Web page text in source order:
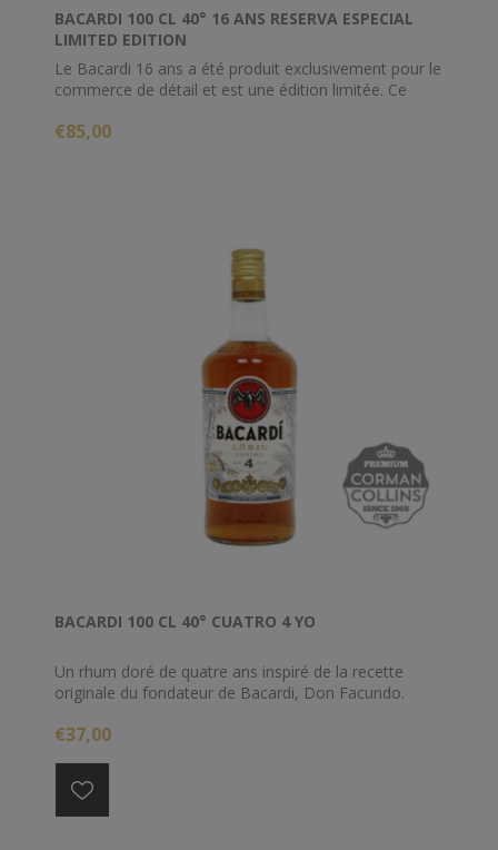
BACARDI 100 CL 40° 16 ANS RESERVA ESPECIAL
LIMITED EDITION
Le Bacardi 16 ans a été produit exclusivement pour le
commerce de détail et est une édition limitée. Ce
chêne blanc américain.
€85,00
BACARDI 100 CL 40° CUATRO 4 YO
Un rhum doré de quatre ans inspiré de la recette
originale du fondateur de Bacardi, Don Facundo.
de miel, de vanille et d'épices de chêne, ainsi qu'une
quelques rhums de cinq et six ans.
€37,00